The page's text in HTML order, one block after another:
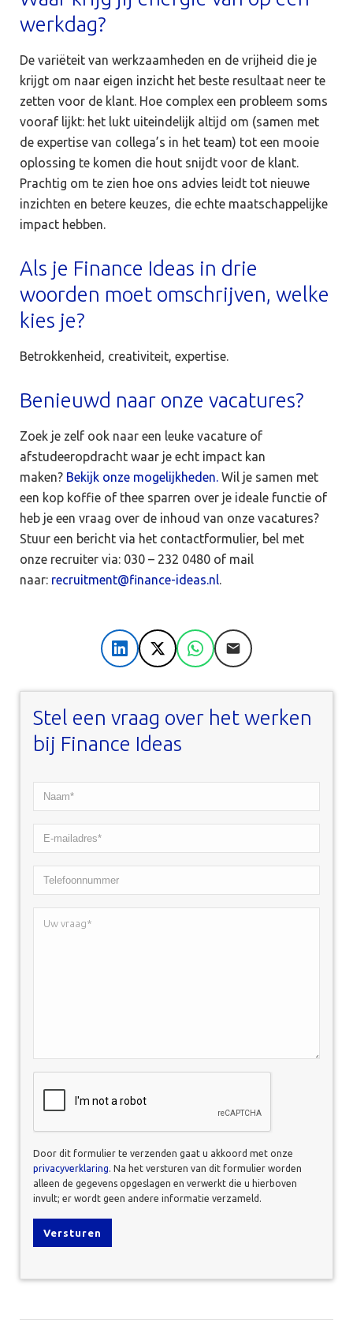
werkdag?
De variëteit van werkzaamheden en de vrijheid die je
krijgt om naar eigen inzicht het beste resultaat neer te
zetten voor de klant. Hoe complex een probleem soms
vooraf lijkt: het lukt uiteindelijk altijd om (samen met
de expertise van collega’s in het team) tot een mooie
oplossing te komen die hout snijdt voor de klant.
Prachtig om te zien hoe ons advies leidt tot nieuwe
inzichten en betere keuzes, die echte maatschappelijke
impact hebben.
Als je Finance Ideas in drie
woorden moet omschrijven, welke
kies je?
Betrokkenheid, creativiteit, expertise.
Benieuwd naar onze vacatures?
Zoek je zelf ook naar een leuke vacature of
afstudeeropdracht waar je echt impact kan
maken? Bekijk onze mogelijkheden. Wil je samen met
een kop koffie of thee sparren over je ideale functie of
heb je een vraag over de inhoud van onze vacatures?
Stuur een bericht via het contactformulier, bel met
onze recruiter via: 030 – 232 0480 of mail
naar: recruitment@finance-ideas.nl.
LinkedIn
X WhatsApp
E-mail
Stel een vraag over het werken
bij Finance Ideas
Naam*
*
E-
mailadres*
Telefoonnummer
Uw
Door dit formulier te verzenden gaat u akkoord met onze
privacyverklaring. Na het versturen van dit formulier worden
alleen de gegevens opgeslagen en verwerkt die u hierboven
invult; er wordt geen andere informatie verzameld.